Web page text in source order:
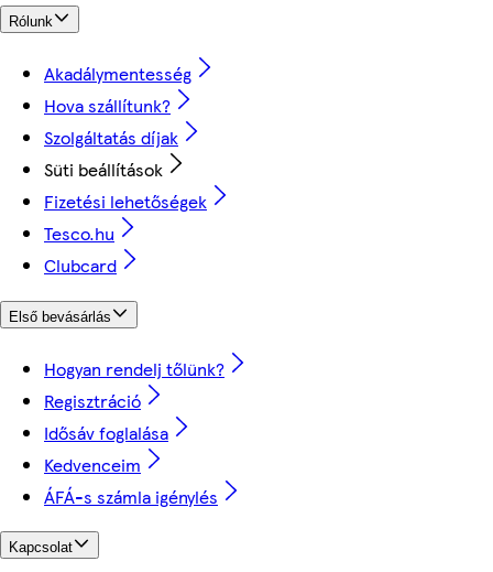
Rólunk
Akadálymentesség
Hova szállítunk?
Szolgáltatás díjak
Süti beállítások
Fizetési lehetőségek
Tesco.hu
Clubcard
Első bevásárlás
Hogyan rendelj tőlünk?
Regisztráció
Idősáv foglalása
Kedvenceim
ÁFÁ-s számla igénylés
Kapcsolat